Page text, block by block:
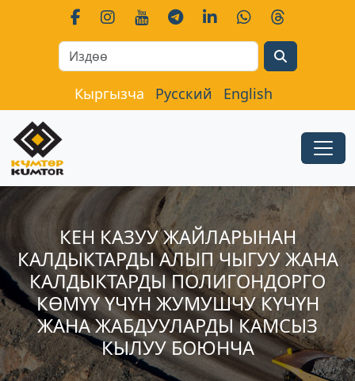
Кыргызча Русский English
КЕН КАЗУУ ЖАЙЛАРЫНАН
КАЛДЫКТАРДЫ АЛЫП ЧЫГУУ ЖАНА
КАЛДЫКТАРДЫ ПОЛИГОНДОРГО
КӨМҮҮ ҮЧҮН ЖУМУШЧУ КҮЧҮН
ЖАНА ЖАБДУУЛАРДЫ КАМСЫЗ
КЫЛУУ БОЮНЧА